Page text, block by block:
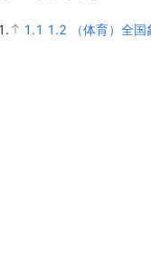
1. 1.1 1.2 （体育）全